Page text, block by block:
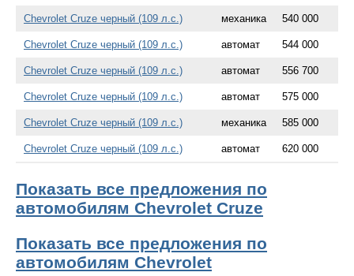
Chevrolet Cruze черный (109 л.с.) механика 540 000
Chevrolet Cruze черный (109 л.с.) автомат 544 000
Chevrolet Cruze черный (109 л.с.) автомат 556 700
Chevrolet Cruze черный (109 л.с.) автомат 575 000
Chevrolet Cruze черный (109 л.с.) механика 585 000
Chevrolet Cruze черный (109 л.с.) автомат 620 000
Показать все предложения по
автомобилям Chevrolet Cruze
Показать все предложения по
автомобилям Chevrolet